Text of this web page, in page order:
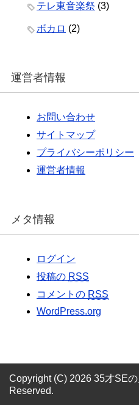
テレ東音楽祭 (3)
ボカロ (2)
運営者情報
お問い合わせ
サイトマップ
プライバシーポリシー
運営者情報
メタ情報
ログイン
投稿の RSS
コメントの RSS
WordPress.org
Copyright (C) 2026 35才SE
Reserved.